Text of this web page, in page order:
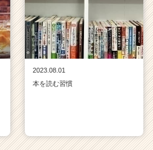
2023.08.01
本を読む習慣